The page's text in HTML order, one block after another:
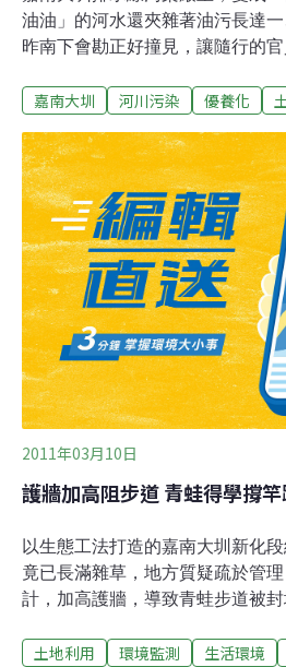
油油」的河水還夾雜著油污長達
昨南下會勘正好撞見，讓隨行的
保育中心洪慶宜教授出，養豬畜
糞便被雨水沖下，加上天氣熱，
環保署、環保局與各單位召開鹽
報，環保署水保處專門委員魏文
驗，將排水問題與污水整治一併
水利局一併進行。南市環保局則
式，避免養豬廢水流入河川，也
林文彬說，經採水化驗結果，初
優養化藻類增生的結果。
嘉南大圳 河川污染 優養化
2011年03月10日
護牆加高阻步道 青蛙得學撐
以生態工法打造的嘉南大圳新化
竟已長滿雜草，地方質疑疏於管
計，加高護牆，導致青蛙步道被
原設計的渠道較低，每逢豪雨，
土地利用 環境監測 生活環境